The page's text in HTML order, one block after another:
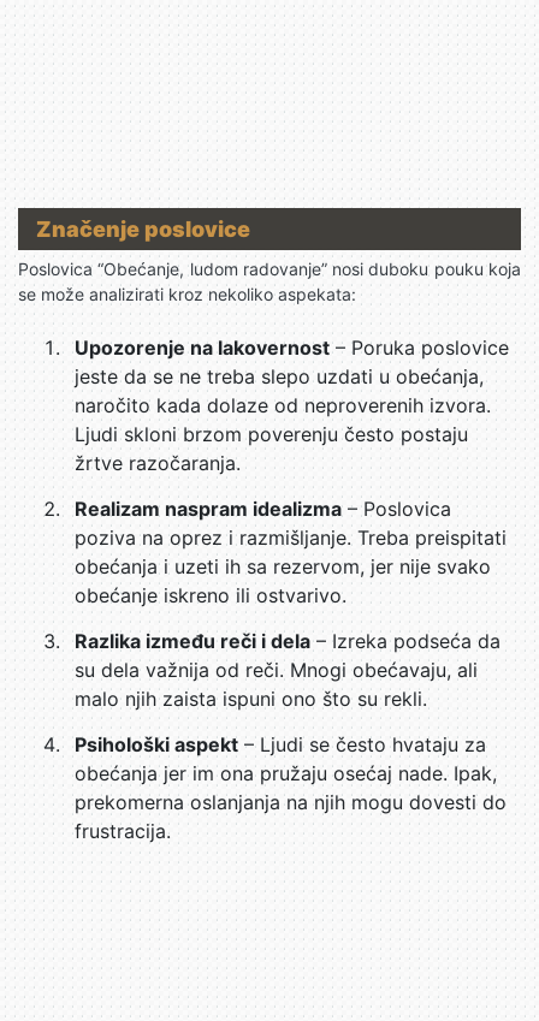
Značenje poslovice
Poslovica “Obećanje, ludom radovanje” nosi duboku pouku koja
se može analizirati kroz nekoliko aspekata:
Upozorenje na lakovernost– Poruka poslovice
jeste da se ne treba slepo uzdati u obećanja,
naročito kada dolaze od neproverenih izvora.
Ljudi skloni brzom poverenju često postaju
žrtve razočaranja.
Realizam naspram idealizma– Poslovica
poziva na oprez i razmišljanje. Treba preispitati
obećanja i uzeti ih sa rezervom, jer nije svako
obećanje iskreno ili ostvarivo.
Razlika između reči i dela– Izreka podseća da
su dela važnija od reči. Mnogi obećavaju, ali
malo njih zaista ispuni ono što su rekli.
Psihološki aspekt – Ljudi se često hvataju za
obećanja jer im ona pružaju osećaj nade. Ipak,
prekomerna oslanjanja na njih mogu dovesti do
frustracija.